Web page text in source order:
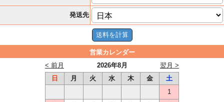
発送先
営業カレンダー
2026年8月
< 前月
翌月 >
日
月 火 水 木 金
土
1